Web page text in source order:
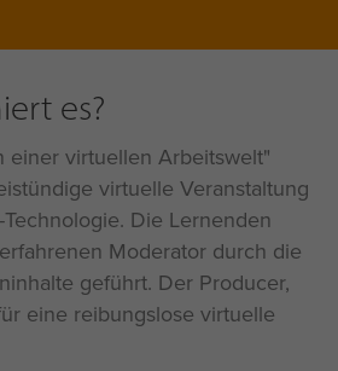
es?
einer virtuellen Arbeitswelt"
virtuelle Veranstaltung
Die Lernenden
Moderator durch die
geführt. Der Producer,
eine reibungslose virtuelle